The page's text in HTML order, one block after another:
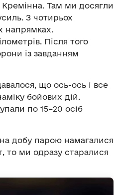
Там ми досягли
З чотирьох
напрямках.
Після того
із завданням
що ось-ось і все
бойових дій.
по 15–20 осіб
добу парою намагалися
то ми одразу старалися